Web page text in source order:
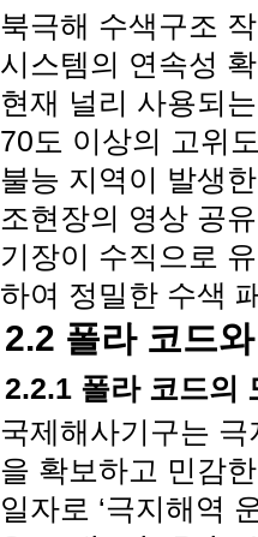
북극해 수색구조
시스템의 연속성
현재 널리 사용되
70도 이상의 고위
불능 지역이 발생
조현장의 영상 공
기장이 수직으로
하여 정밀한 수색
2.2 폴라 코드
2.2.1 폴라 코드의
국제해사기구는
을 확보하고 민감
일자로 ‘극지해역